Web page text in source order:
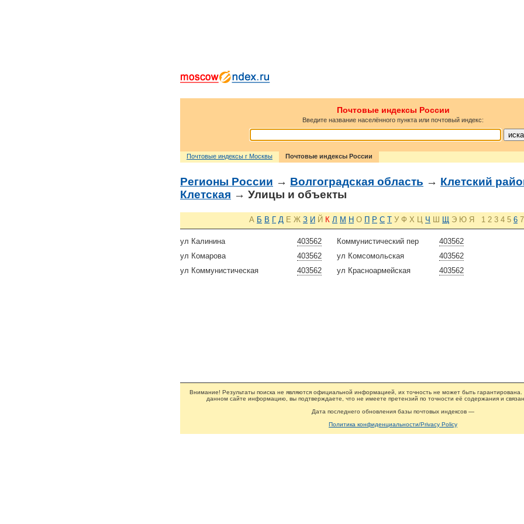
Почтовые индексы России
Введите название населённого пункта или почтовый индекс:
Почтовые индексы г Москвы Почтовые индексы России
Регионы России → Волгоградская область → Клетский
Клетская → Улицы и объекты
А Б В Г Д Е Ж З И Й К Л М Н О П Р С Т У Ф Х Ц Ч Ш Щ Э Ю Я 1 2 3 4 5 6 7
403562
ул Калинина
403562
ул Комарова
403562
ул Коммунистическая
403562
Коммунистический пер
403562
ул Комсомольская
403562
ул Красноармейская
Внимание! Результаты поиска не являются официальной информацией, их точность не может быть гарантирована.
данном сайте информацию, вы подтверждаете, что не имеете претензий по точности её содержания и
Дата последнего обновления базы почтовых индексов —
Политика конфиденциальности/Privacy Policy